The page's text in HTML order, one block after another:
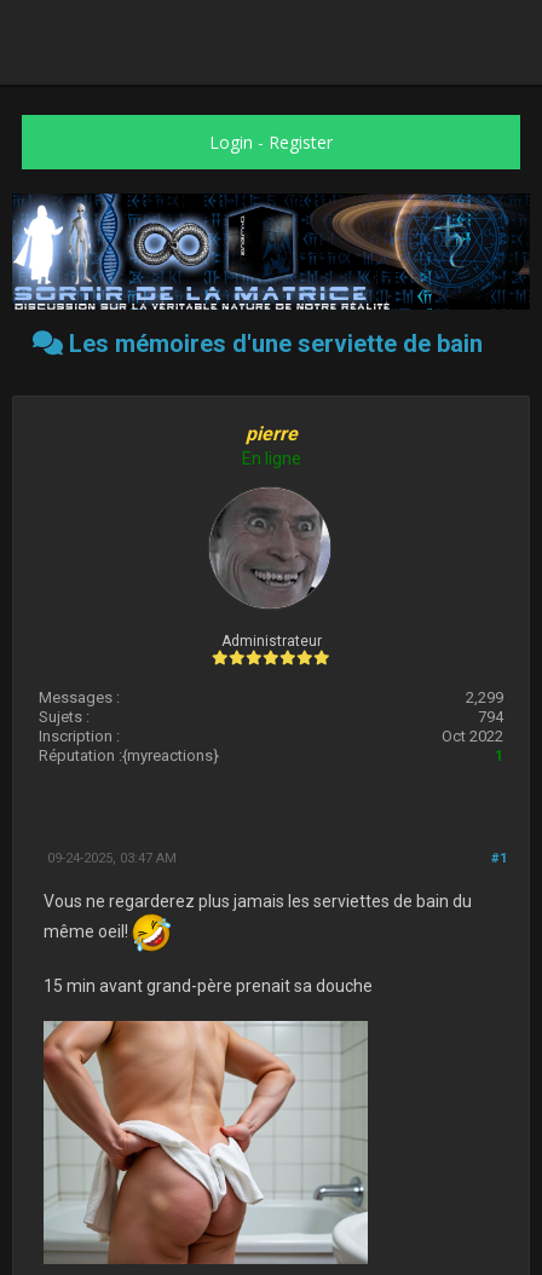
Login - Register
Les mémoires d'une serviette de bain
pierre
En ligne
Administrateur
Messages :
2,299
Sujets :
794
Inscription :
Oct 2022
Réputation :
1
{myreactions}
#1
09-24-2025, 03:47 AM
Vous ne regarderez plus jamais les serviettes de bain du
même oeil!
15 min avant grand-père prenait sa douche